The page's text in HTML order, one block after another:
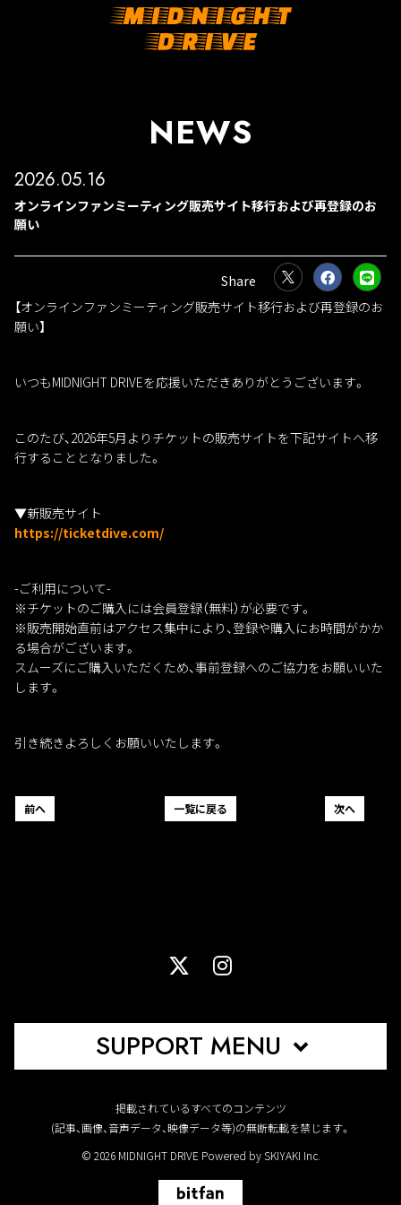
NEWS
2026.05.16
オンラインファンミーティング販売サイト移行および再登録のお
願い
【オンラインファンミーティング販売サイト移行および再登録のお
願い】
いつもMIDNIGHT DRIVEを応援いただきありがとうございます。
このたび、2026年5月よりチケットの販売サイトを下記サイトへ移
行することとなりました。
▼新販売サイト
https://ticketdive.com/
-ご利用について-
※チケットのご購入には会員登録（無料）が必要です。
※販売開始直前はアクセス集中により、登録や購入にお時間がかか
る場合がございます。
スムーズにご購入いただくため、事前登録へのご協力をお願いいた
します。
引き続きよろしくお願いいたします。
前へ 一覧に戻る 次へ
SUPPORT MENU
掲載されているすべてのコンテンツ
(記事、画像、音声データ、映像データ等)の無断転載を禁じます。
© 2026 MIDNIGHT DRIVE Powered bySKIYAKI Inc.